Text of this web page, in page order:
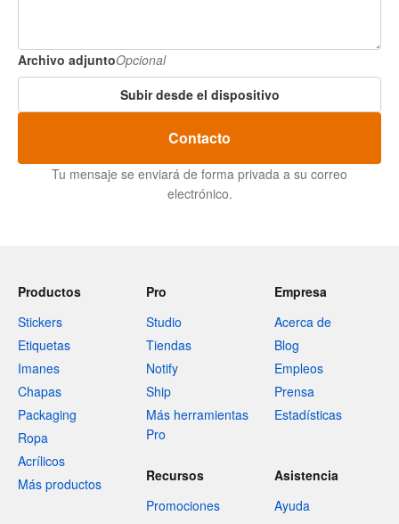
Archivo adjuntoOpcional
Subir desde el dispositivo
Contacto
Tu mensaje se enviará de forma privada a su correo
electrónico.
Productos
Stickers
Etiquetas
Imanes
Chapas
Packaging
Ropa
Acrílicos
Más productos
Pro
Studio
Tiendas
Notify
Ship
Más herramientas
Pro
Empresa
Acerca de
Blog
Empleos
Prensa
Estadísticas
Recursos
Promociones
Asistencia
Ayuda